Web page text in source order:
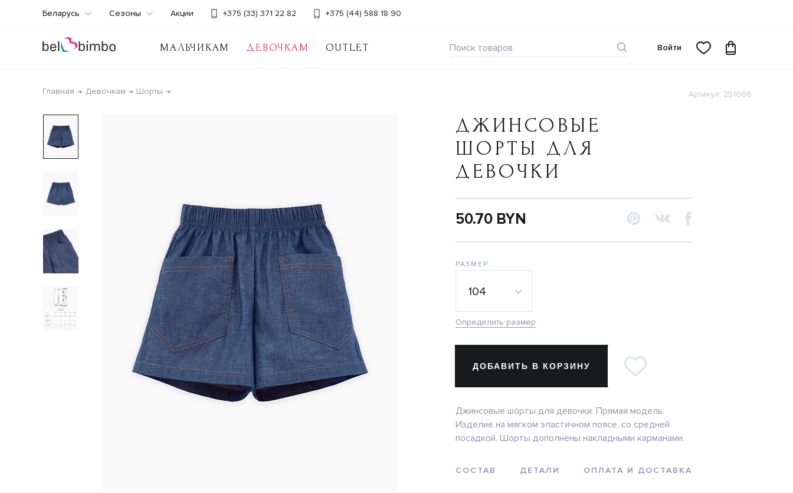
МАЛЬЧИКАМ ДЕВОЧКАМ OUTLET
+375 (33) 371 22 82 +375 (44) 588 18 90
Беларусь Сезоны Акции
Войти
Главная Девочкам Шорты Артикул: 251066
ДЖИНСОВЫЕ
ШОРТЫ ДЛЯ
ДЕВОЧКИ
50.70 BYN
РАЗМЕР
104
Определить размер
ДОБАВИТЬ В КОРЗИНУ
Джинсовые шорты для девочки. Прямая модель.
Изделие на мягком эластичном поясе, со средней
посадкой. Шорты дополнены накладными карманами.
СОСТАВ ДЕТАЛИ ОПЛАТА И ДОСТАВКА